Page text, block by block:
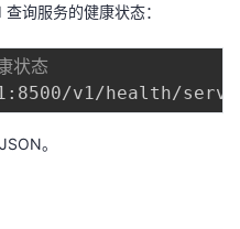
询服务的健康状态：
状态
。